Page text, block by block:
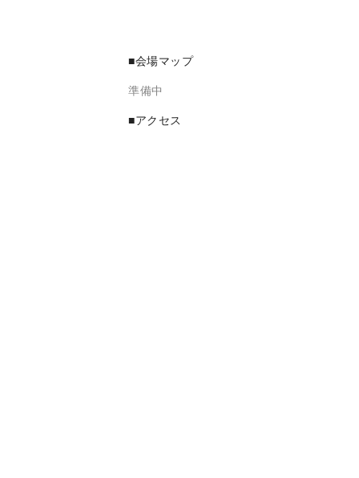
■会場マップ
準備中
■アクセス